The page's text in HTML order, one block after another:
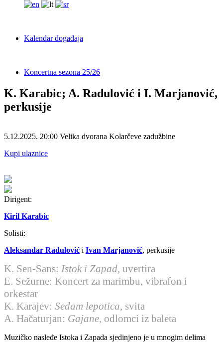
Kalendar događaja
Koncertna sezona 25/26
K. Karabic; A. Radulović i I. Marjanović,
perkusije
5.12.2025. 20:00 Velika dvorana Kolarčeve zadužbine
Kupi ulaznice
Dirigent:
Kiril Karabic
Solisti:
Aleksandar Radulović i Ivan Marjanović, perkusije
K. Sen-Sans: Istok i Zapad, uvertira
E. Sežurne: Koncert za marimbu, vibrafon i
orkestar
K. Karajev: Sedam lepotica, svita
A. Hačaturjan: Gajane, odlomci iz baleta
Muzičko nasleđe Istoka i Zapada sjedinjeno je u mnogim delima